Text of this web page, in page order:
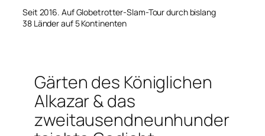
Seit 2016. Auf Globetrotter-Slam-Tour durch bislang
38 Länder auf 5 Kontinenten
Gärten des Königlichen
Alkazar & das
zweitausendneunhunder